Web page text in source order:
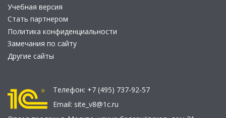
Учебная версия
Стать партнером
Политика конфиденциальности
Замечания по сайту
Другие сайты
Телефон: +7 (495) 737-92-57
Email: site_v8@1c.ru